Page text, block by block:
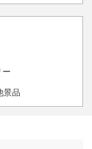
ー
景品